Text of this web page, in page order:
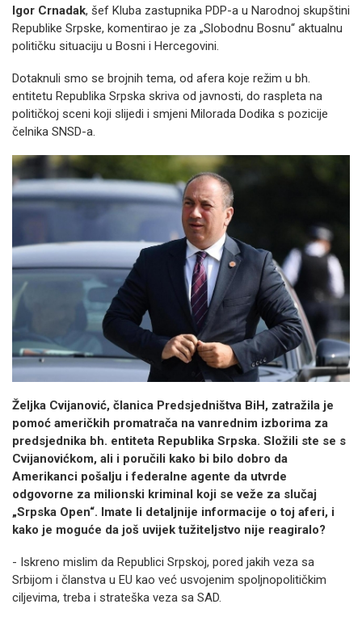
Igor Crnadak, šef Kluba zastupnika PDP-a u Narodnoj skupštini
Republike Srpske, komentirao je za „Slobodnu Bosnu“ aktualnu
političku situaciju u Bosni i Hercegovini.
Dotaknuli smo se brojnih tema, od afera koje režim u bh.
entitetu Republika Srpska skriva od javnosti, do raspleta na
političkoj sceni koji slijedi i smjeni Milorada Dodika s pozicije
čelnika SNSD-a.
Željka Cvijanović, članica Predsjedništva BiH, zatražila je
pomoć američkih promatrača na vanrednim izborima za
predsjednika bh. entiteta Republika Srpska. Složili ste se s
Cvijanovićkom, ali i poručili kako bi bilo dobro da
Amerikanci pošalju i federalne agente da utvrde
odgovorne za milionski kriminal koji se veže za slučaj
„Srpska Open“. Imate li detaljnije informacije o toj aferi, i
kako je moguće da još uvijek tužiteljstvo nije reagiralo?
- Iskreno mislim da Republici Srpskoj, pored jakih veza sa
Srbijom i članstva u EU kao već usvojenim spoljnopolitičkim
ciljevima, treba i strateška veza sa SAD.